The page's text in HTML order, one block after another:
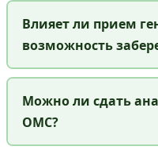
Влияет ли прием
возможность
Можно ли сдать
ОМС?